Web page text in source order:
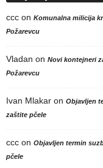
ccc on Komunalna milicija
Požarevcu
Vladan on Novi kontejneri
Požarevcu
Ivan Mlakar on Objavljen
zaštite pčele
ccc on Objavljen termin
pčele